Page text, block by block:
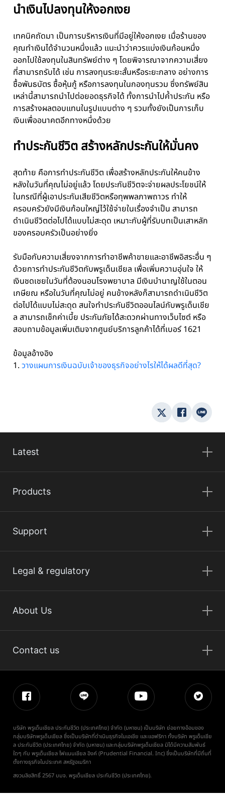
นำเงินไปลงทุนให้งอกเงย
เทคนิคถัดมา เป็นการบริหารเงินที่มีอยู่ให้งอกเงย เมื่อร้านของ
คุณทำเงินได้จำนวนหนึ่งแล้ว แนะนำว่าควรแบ่งเงินก้อนหนึ่ง
ออกไปใช้ลงทุนในสินทรัพย์ต่าง ๆ โดยพิจารณาจากความเสี่ยง
ที่สามารถรับได้ เช่น การลงทุนระยะสั้นหรือระยะกลาง อย่างการ
ซื้อพันธบัตร ซื้อหุ้นกู้ หรือการลงทุนในกองทุนรวม ซึ่งทรัพย์สิน
เหล่านี้สามารถนำไปต่อยอดธุรกิจได้ ทั้งการนำไปค้ำประกัน หรือ
การสร้างผลตอบแทนในรูปแบบต่าง ๆ รวมทั้งยังเป็นการเก็บ
เงินเพื่ออนาคตอีกทางหนึ่งด้วย
ทำประกันชีวิต สร้างหลักประกันให้มั่นคง
สุดท้าย คือการทำประกันชีวิต เพื่อสร้างหลักประกันให้คนข้าง
หลังในวันที่คุณไม่อยู่แล้ว โดยประกันชีวิตจะจ่ายผลประโยชน์ให้
ในกรณีที่ผู้เอาประกันเสียชีวิตหรือทุพพลภาพถาวร ทำให้
ครอบครัวยังมีเงินก้อนใหญ่ไว้ใช้จ่ายในเรื่องจำเป็น สามารถ
ดำเนินชีวิตต่อไปได้แบบไม่สะดุด เหมาะกับผู้ที่รับบทเป็นเสาหลัก
ของครอบครัวเป็นอย่างยิ่ง
รับมือกับความเสี่ยงจากการทำอาชีพค้าขายและอาชีพอิสระอื่น ๆ
ด้วยการทำประกันชีวิตกับพรูเด็นเชียล เพื่อเพิ่มความอุ่นใจ ให้
เงินชดเชยในวันที่ต้องนอนโรงพยาบาล มีเงินบำนาญใช้ในตอน
เกษียณ หรือในวันที่คุณไม่อยู่ คนข้างหลังก็สามารถดำเนินชีวิต
ต่อไปได้แบบไม่สะดุด สนใจทำประกันชีวิตออนไลน์กับพรูเด็นเชีย
ล สามารถเช็กค่าเบี้ย ประกันภัยได้สะดวกผ่านทางเว็บไซต์ หรือ
สอบถามข้อมูลเพิ่มเติมจากศูนย์บริการลูกค้าได้ที่เบอร์ 1621
ข้อมูลอ้างอิง
1. วางแผนการเงินฉบับเจ้าของธุรกิจอย่างไรให้ได้ผลดีที่สุด?
Latest
Products
Support
Legal & regulatory
About Us
Contact us
บริษัท พรูเด็นเชียล ประกันชีวิต (ประเทศไทย) จำกัด (มหาชน) เป็นบริษัท ย่อยทางอ้อมของ
กลุ่มบริษัทพรูเด็นเชียล ซึ่งเป็นบริษัทที่ดำเนินธุรกิจในเอเชีย และแอฟริกา ทั้งบริษัท พรูเด็นเชีย
ล ประกันชีวิต (ประเทศไทย) จำกัด (มหาชน) และกลุ่มบริษัทพรูเด็นเชียล มิได้มีความสัมพันธ์
ใดๆ กับ พรูเด็นเชียล ไฟแนนเชียล อิงค์ (Prudential Financial. Inc) ซึ่งเป็นบริษัทที่มีถิ่นที่
ตั้งทางธุรกิจในประเทศ สหรัฐอเมริกา
สงวนลิขสิทธิ์ 2567 บมจ. พรูเด็นเชียล ประกันชีวิต (ประเทศไทย).